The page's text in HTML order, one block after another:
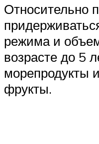
Относительно
режима и
возрасте до 5
морепродукты
фрукты.